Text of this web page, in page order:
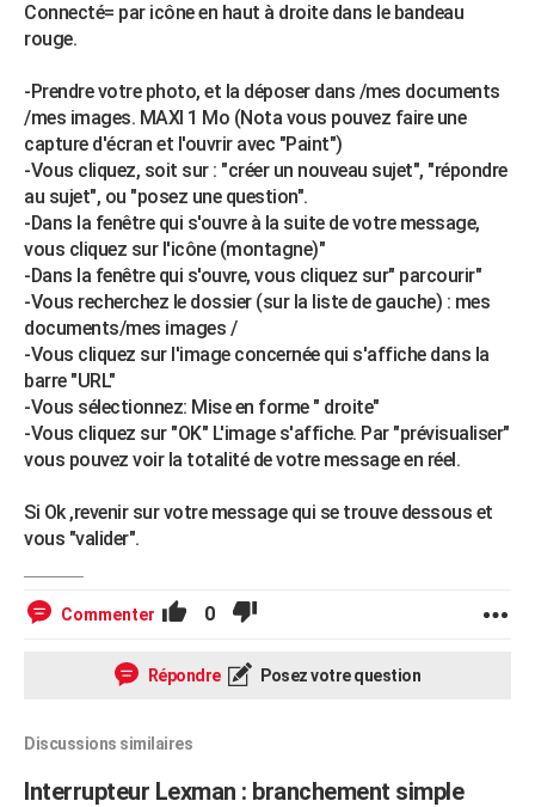
Connecté= par icône en haut à droite dans le bandeau
rouge.
-Prendre votre photo, et la déposer dans /mes documents
/mes images. MAXI 1 Mo (Nota vous pouvez faire une
capture d'écran et l'ouvrir avec "Paint")
-Vous cliquez, soit sur : "créer un nouveau sujet", "répondre
au sujet", ou "posez une question".
-Dans la fenêtre qui s'ouvre à la suite de votre message,
vous cliquez sur l'icône (montagne)"
-Dans la fenêtre qui s'ouvre, vous cliquez sur" parcourir"
-Vous recherchez le dossier (sur la liste de gauche) : mes
documents/mes images /
-Vous cliquez sur l'image concernée qui s'affiche dans la
barre "URL"
-Vous sélectionnez: Mise en forme " droite"
-Vous cliquez sur "OK" L'image s'affiche. Par "prévisualiser"
vous pouvez voir la totalité de votre message en réel.
Si Ok ,revenir sur votre message qui se trouve dessous et
vous "valider".
Commenter 0
Répondre Posez votre question
Discussions similaires
Interrupteur Lexman : branchement simple